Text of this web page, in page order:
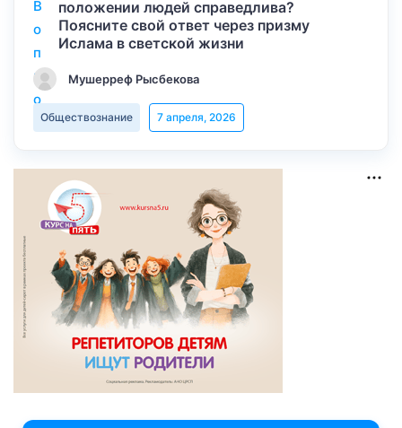
положении людей справедлива?
Поясните свой ответ через призму
Ислама в светской жизни
Мушерреф Рысбекова
Обществознание 7 апреля, 2026